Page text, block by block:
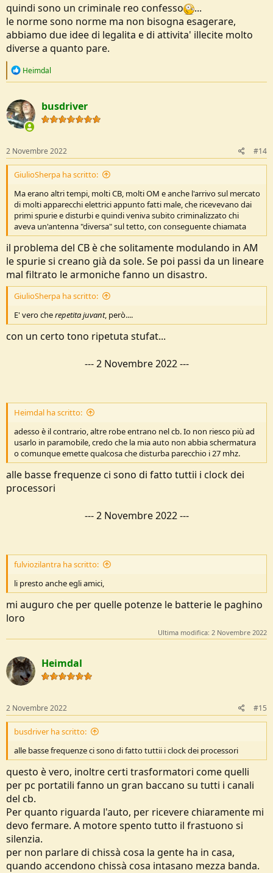
quindi sono un criminale reo confesso
...
le norme sono norme ma non bisogna esagerare,
abbiamo due idee di legalita e di attivita' illecite molto
diverse a quanto pare.
R
c
t
i
o
s
:
Heimdal
busdriver
2 Novembre 2022 #14
GiulioSherpa ha scritto:
Ma erano altri tempi, molti CB, molti OM e anche l'arrivo sul mercato
di molti apparecchi elettrici appunto fatti male, che ricevevano dai
primi spurie e disturbi e quindi veniva subito criminalizzato chi
aveva un'antenna "diversa" sul tetto, con conseguente chiamata
il problema del CB è che solitamente modulando in AM
le spurie si creano già da sole. Se poi passi da un lineare
mal filtrato le armoniche fanno un disastro.
GiulioSherpa ha scritto:
E' vero cherepetita juvant, però....
con un certo tono ripetuta stufat...
---2 Novembre 2022---
Heimdal ha scritto:
adesso è il contrario, altre robe entrano nel cb. Io non riesco più ad
usarlo in paramobile, credo che la mia auto non abbia schermatura
o comunque emette qualcosa che disturba parecchio i 27 mhz.
alle basse frequenze ci sono di fatto tuttii i clock dei
processori
---2 Novembre 2022---
fulviozilantra ha scritto:
li presto anche egli amici,
mi auguro che per quelle potenze le batterie le paghino
loro
Ultima modifica: 2 Novembre 2022
Heimdal
2 Novembre 2022 #15
busdriver ha scritto:
alle basse frequenze ci sono di fatto tuttii i clock dei processori
questo è vero, inoltre certi trasformatori come quelli
per pc portatili fanno un gran baccano su tutti i canali
del cb.
Per quanto riguarda l'auto, per ricevere chiaramente mi
devo fermare. A motore spento tutto il frastuono si
silenzia.
per non parlare di chissà cosa la gente ha in casa,
quando accendono chissà cosa intasano mezza banda.